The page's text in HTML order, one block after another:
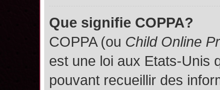
Que signifie COPPA?
COPPA (ou Child Online
est une loi aux Etats-Unis
pouvant recueillir des